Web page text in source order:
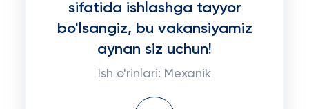
sifatida ishlashga tayyor
bo'lsangiz, bu vakansiyamiz
aynan siz uchun!
Ish o'rinlari: Mexanik